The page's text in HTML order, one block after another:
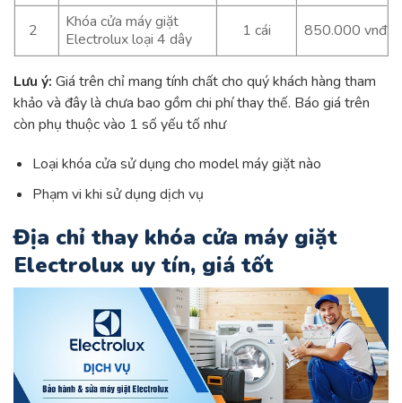
2
Khóa cửa máy giặt
Electrolux loại 4 dây
1 cái 850.000 vnđ
Lưu ý: Giá trên chỉ mang tính chất cho quý khách hàng tham
khảo và đây là chưa bao gồm chi phí thay thế. Báo giá trên
còn phụ thuộc vào 1 số yếu tố như
Loại khóa cửa sử dụng cho model máy giặt nào
Phạm vi khi sử dụng dịch vụ
Địa chỉ thay khóa cửa máy giặt
Electrolux uy tín, giá tốt